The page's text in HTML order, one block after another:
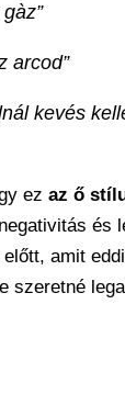
arcod”
kevés
ez az ő
és
amit
szeretné